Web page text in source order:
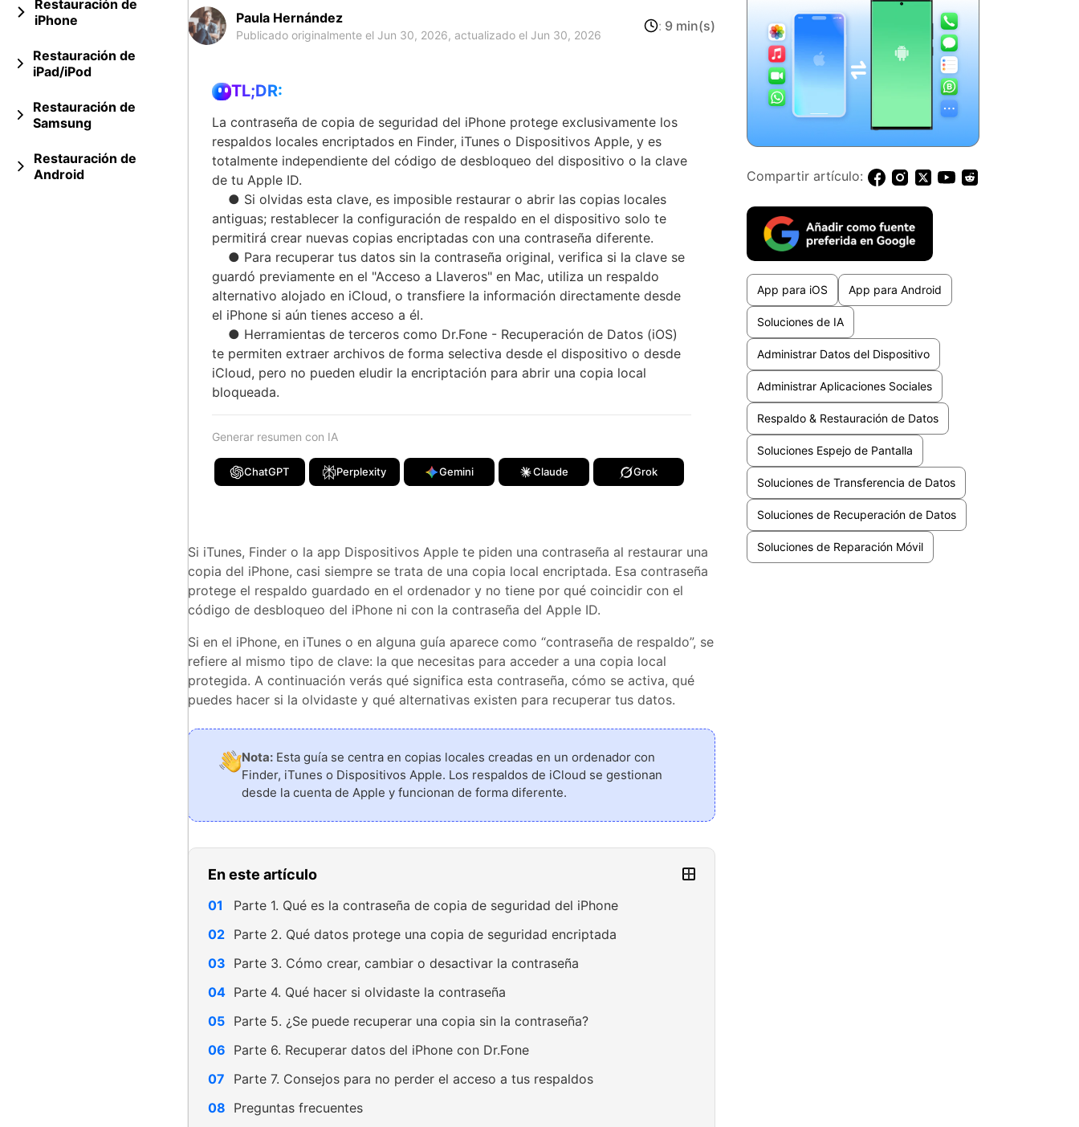
Restauración de
iPhone
Restauración de
iPad/iPod
Restauración de
Samsung
Restauración de
Android
Paula Hernández
Publicado originalmente el Jun 30, 2026, actualizado el Jun 30, 2026
: 9 min(s)
TL;DR:
La contraseña de copia de seguridad del iPhone protege exclusivamente los
respaldos locales encriptados en Finder, iTunes o Dispositivos Apple, y es
totalmente independiente del código de desbloqueo del dispositivo o la clave
de tu Apple ID.
● Si olvidas esta clave, es imposible restaurar o abrir las copias locales
antiguas; restablecer la configuración de respaldo en el dispositivo solo te
permitirá crear nuevas copias encriptadas con una contraseña diferente.
● Para recuperar tus datos sin la contraseña original, verifica si la clave se
guardó previamente en el "Acceso a Llaveros" en Mac, utiliza un respaldo
alternativo alojado en iCloud, o transfiere la información directamente desde
el iPhone si aún tienes acceso a él.
● Herramientas de terceros como Dr.Fone - Recuperación de Datos (iOS)
te permiten extraer archivos de forma selectiva desde el dispositivo o desde
iCloud, pero no pueden eludir la encriptación para abrir una copia local
bloqueada.
Generar resumen con IA
ChatGPT Perplexity Gemini Claude Grok
Si iTunes, Finder o la app Dispositivos Apple te piden una contraseña al restaurar una
copia del iPhone, casi siempre se trata de una copia local encriptada. Esa contraseña
protege el respaldo guardado en el ordenador y no tiene por qué coincidir con el
código de desbloqueo del iPhone ni con la contraseña del Apple ID.
Si en el iPhone, en iTunes o en alguna guía aparece como “contraseña de respaldo”, se
refiere al mismo tipo de clave: la que necesitas para acceder a una copia local
protegida. A continuación verás qué significa esta contraseña, cómo se activa, qué
puedes hacer si la olvidaste y qué alternativas existen para recuperar tus datos.
Nota: Esta guía se centra en copias locales creadas en un ordenador con
Finder, iTunes o Dispositivos Apple. Los respaldos de iCloud se gestionan
desde la cuenta de Apple y funcionan de forma diferente.
En este artículo
Parte 1. Qué es la contraseña de copia de seguridad del iPhone
Parte 2. Qué datos protege una copia de seguridad encriptada
Parte 3. Cómo crear, cambiar o desactivar la contraseña
Parte 4. Qué hacer si olvidaste la contraseña
Parte 5. ¿Se puede recuperar una copia sin la contraseña?
Parte 6. Recuperar datos del iPhone con Dr.Fone
Parte 7. Consejos para no perder el acceso a tus respaldos
Preguntas frecuentes
Compartir artículo:
App para iOS App para Android
Soluciones de IA
Administrar Datos del Dispositivo
Administrar Aplicaciones Sociales
Respaldo & Restauración de Datos
Soluciones Espejo de Pantalla
Soluciones de Transferencia de Datos
Soluciones de Recuperación de Datos
Soluciones de Reparación Móvil